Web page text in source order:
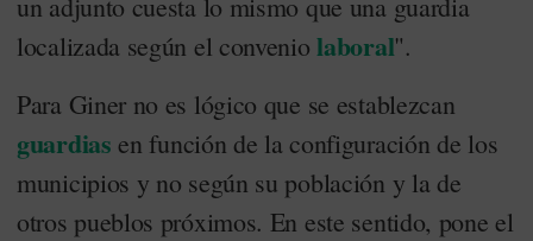
localizada según el conveniolaboral".
Para Giner no es lógico que se establezcan
guardias en función de la configuración de los
municipios y no según su población y la de
otros pueblos próximos. En este sentido, pone el